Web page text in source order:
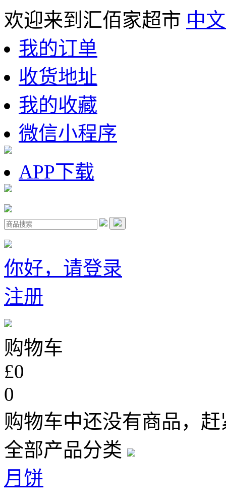
欢迎来到汇佰家超市 中
我的订单
收货地址
我的收藏
微信小程序
APP下载
你好，请登录
注册
购物车
£0
0
购物车中还没有商品，
全部产品分类
月饼